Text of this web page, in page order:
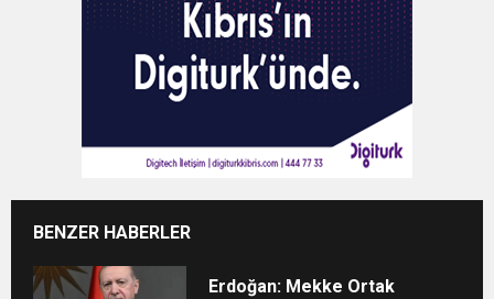
BENZER HABERLER
Erdoğan: Mekke Ortak